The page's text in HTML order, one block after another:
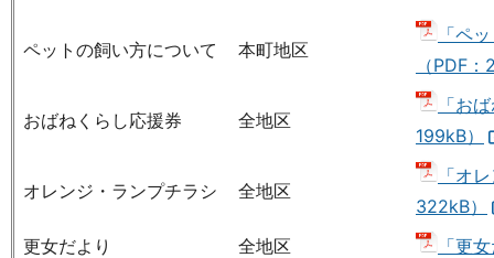
ペットの飼い方について 本町地区
「ペ
（PDF
おばねくらし応援券 全地区
「お
199kB）
オレンジ・ランプチラシ 全地区
「オ
322kB）
更女だより
全地区
「更